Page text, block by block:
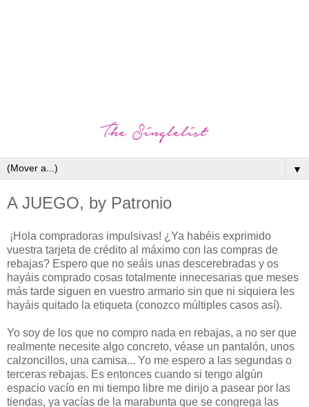
▼
A JUEGO, by Patronio
¡Hola compradoras impulsivas! ¿Ya habéis exprimido
vuestra tarjeta de crédito al máximo con las compras de
rebajas? Espero que no seáis unas descerebradas y os
hayáis comprado cosas totalmente innecesarias que meses
más tarde siguen en vuestro armario sin que ni siquiera les
hayáis quitado la etiqueta (conozco múltiples casos así).
Yo soy de los que no compro nada en rebajas, a no ser que
realmente necesite algo concreto, véase un pantalón, unos
calzoncillos, una camisa... Yo me espero a las segundas o
terceras rebajas. Es entonces cuando si tengo algún
espacio vacío en mi tiempo libre me dirijo a pasear por las
tiendas, ya vacías de la marabunta que se congrega las